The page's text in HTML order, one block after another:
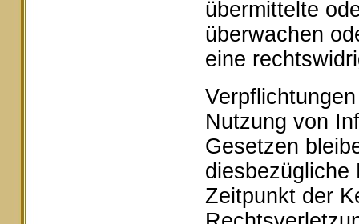
übermittelte
überwachen
eine
Nutzung von
Gesetzen
diesbezügliche
Zeitpunkt der